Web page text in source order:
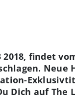
findet
Neue
Dich auf The